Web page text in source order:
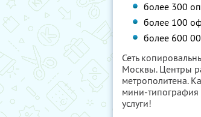
более 300
более 100
более 600
Сеть
Москвы. Центры
метрополитена.
мини-типография
услуги!